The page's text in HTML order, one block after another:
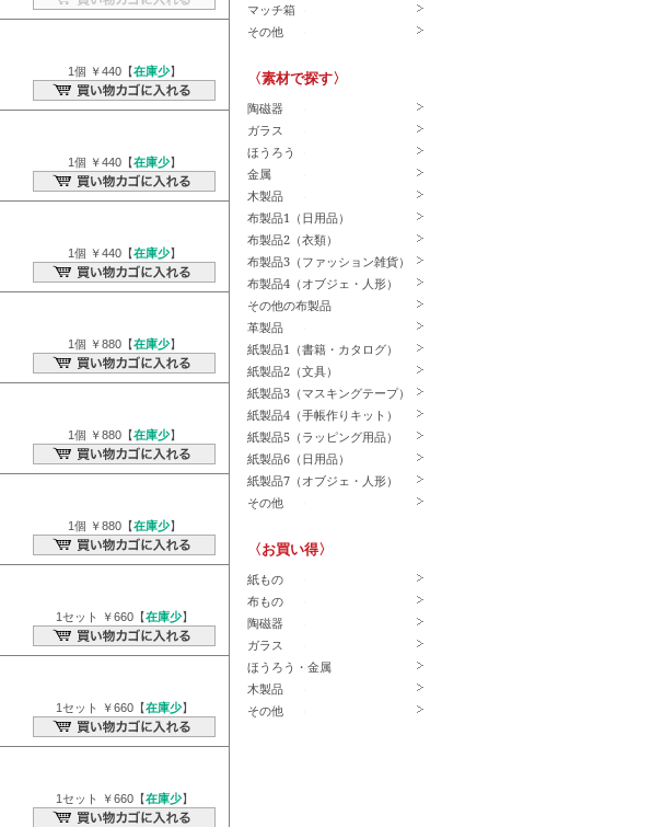
1個 ￥440【在庫少】
1個 ￥440【在庫少】
1個 ￥440【在庫少】
1個 ￥880【在庫少】
1個 ￥880【在庫少】
1個 ￥880【在庫少】
1セット ￥660【在庫少】
1セット ￥660【在庫少】
1セット ￥660【在庫少】
マッチ箱
その他
〈素材で探す〉
陶磁器
ガラス
ほうろう
金属
木製品
布製品1（日用品）
布製品2（衣類）
布製品3（ファッション雑貨）
布製品4（オブジェ・人形）
その他の布製品
革製品
紙製品1（書籍・カタログ）
紙製品2（文具）
紙製品3（マスキングテープ）
紙製品4（手帳作りキット）
紙製品5（ラッピング用品）
紙製品6（日用品）
紙製品7（オブジェ・人形）
その他
〈お買い得〉
紙もの
布もの
陶磁器
ガラス
ほうろう・金属
木製品
その他